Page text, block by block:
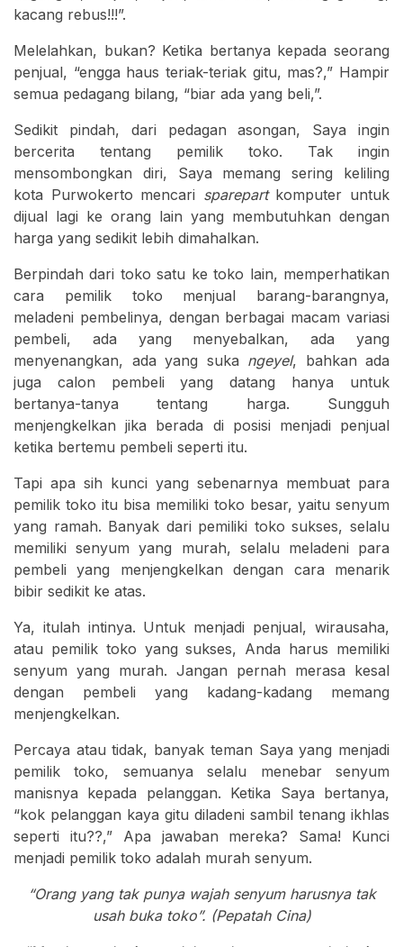
kacang rebus!!!”.
Melelahkan, bukan? Ketika bertanya kepada seorang
penjual, “engga haus teriak-teriak gitu, mas?,” Hampir
semua pedagang bilang, “biar ada yang beli,”.
Sedikit pindah, dari pedagan asongan, Saya ingin
bercerita tentang pemilik toko. Tak ingin
mensombongkan diri, Saya memang sering keliling
kota Purwokerto mencari sparepartkomputer untuk
dijual lagi ke orang lain yang membutuhkan dengan
harga yang sedikit lebih dimahalkan.
Berpindah dari toko satu ke toko lain, memperhatikan
cara pemilik toko menjual barang-barangnya,
meladeni pembelinya, dengan berbagai macam variasi
pembeli, ada yang menyebalkan, ada yang
menyenangkan, ada yang suka ngeyel, bahkan ada
juga calon pembeli yang datang hanya untuk
bertanya-tanya tentang harga. Sungguh
menjengkelkan jika berada di posisi menjadi penjual
ketika bertemu pembeli seperti itu.
Tapi apa sih kunci yang sebenarnya membuat para
pemilik toko itu bisa memiliki toko besar, yaitu senyum
yang ramah. Banyak dari pemiliki toko sukses, selalu
memiliki senyum yang murah, selalu meladeni para
pembeli yang menjengkelkan dengan cara menarik
bibir sedikit ke atas.
Ya, itulah intinya. Untuk menjadi penjual, wirausaha,
atau pemilik toko yang sukses, Anda harus memiliki
senyum yang murah. Jangan pernah merasa kesal
dengan pembeli yang kadang-kadang memang
menjengkelkan.
Percaya atau tidak, banyak teman Saya yang menjadi
pemilik toko, semuanya selalu menebar senyum
manisnya kepada pelanggan. Ketika Saya bertanya,
“kok pelanggan kaya gitu diladeni sambil tenang ikhlas
seperti itu??,” Apa jawaban mereka? Sama! Kunci
menjadi pemilik toko adalah murah senyum.
“Orang yang tak punya wajah senyum harusnya tak
usah buka toko”. (Pepatah Cina)